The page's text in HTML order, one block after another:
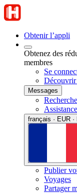
Obtenir l’appli
Obtenez des
membres
Se
Messages
Assistance
français · EUR ·
Publier
Voyages
Partager